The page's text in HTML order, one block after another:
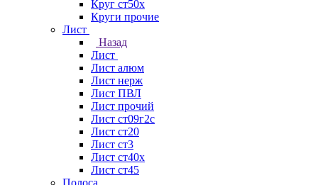
Круг ст50х
Круги прочие
Лист
Назад
Лист
Лист алюм
Лист нерж
Лист ПВЛ
Лист прочий
Лист ст09г2с
Лист ст20
Лист ст3
Лист ст40х
Лист ст45
Полоса